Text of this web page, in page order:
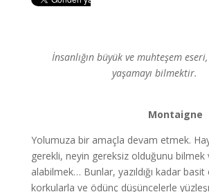
İnsanlığın büyük ve muhteşem
yaşamayı bilmektir.
Montaigne
Yolumuza bir amaçla devam etmek.
gerekli, neyin gereksiz olduğunu bilmek
alabilmek… Bunlar, yazıldığı kadar
korkularla ve ödünç düşüncelerle